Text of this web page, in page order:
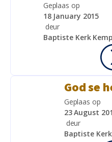
Geplaas op
18 January 2015
deur
Baptiste Kerk
God se
Geplaas op
23 August
deur
Baptiste